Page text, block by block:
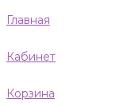
Главная
Кабинет
Корзина